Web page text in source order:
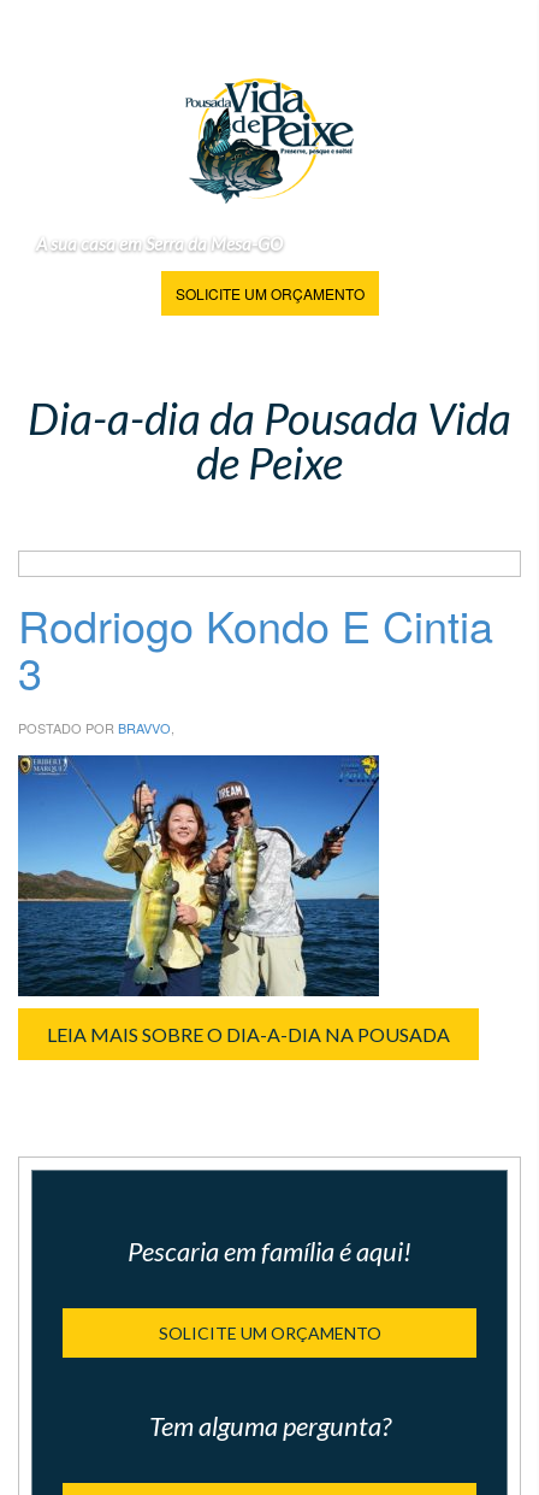
A sua casa em Serra da Mesa-GO
SOLICITE UM ORÇAMENTO
Dia-a-dia da Pousada Vida
de Peixe
Rodriogo Kondo E Cintia
3
POSTADO PORBRAVVO,
LEIA MAIS SOBRE O DIA-A-DIA NA POUSADA
Pescaria em família é aqui!
SOLICITE UM ORÇAMENTO
Tem alguma pergunta?